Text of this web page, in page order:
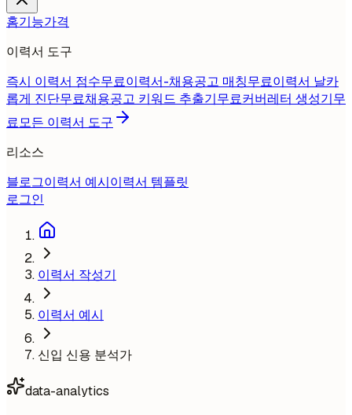
홈기능가격
이력서 도구
즉시 이력서 점수무료이력서-채용공고 매칭무료이력서 날카
롭게 진단무료채용공고 키워드 추출기무료커버레터 생성기무
료모든 이력서 도구
리소스
블로그이력서 예시이력서 템플릿
로그인
이력서 작성기
이력서 예시
신입 신용 분석가
data-analytics